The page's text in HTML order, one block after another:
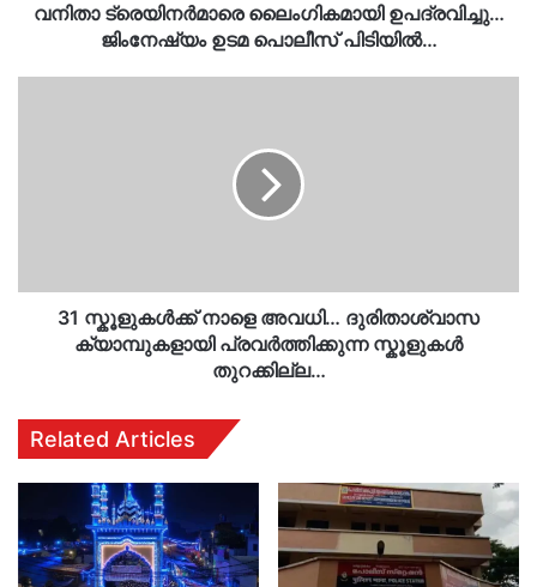
വനിതാ ട്രെയിനർമാരെ ലൈംഗികമായി ഉപദ്രവിച്ചു…
ജിംനേഷ്യം ഉടമ പൊലീസ് പിടിയിൽ…
തുറക്കില്ല…
31 സ്കൂളുകൾക്ക് നാളെ അവധി… ദുരിതാശ്വാസ
ക്യാമ്പുകളായി പ്രവർത്തിക്കുന്ന സ്കൂളുകൾ
തുറക്കില്ല…
Related Articles